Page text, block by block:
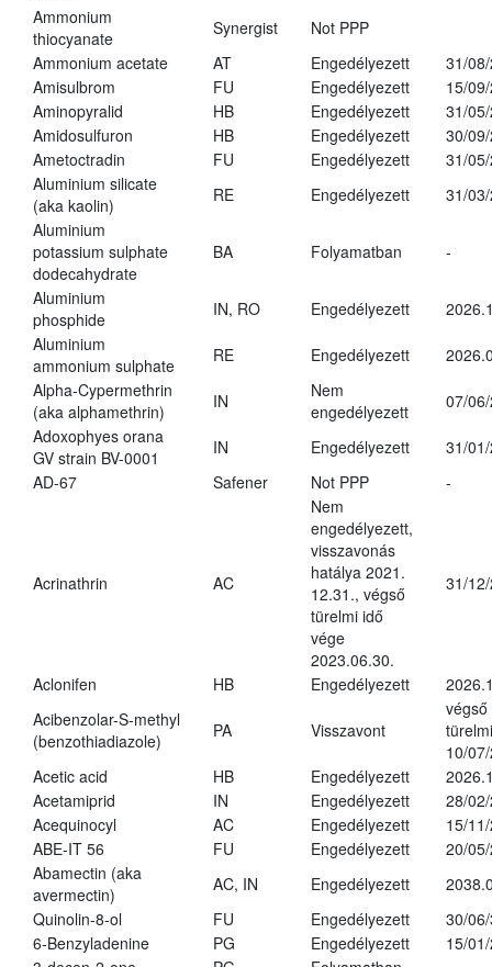
Ammonium
thiocyanate
Synergist
Not PPP
Ammonium acetate
AT Engedélyezett
31/
Amisulbrom
FU Engedélyezett
15/
Aminopyralid
HB Engedélyezett
31/
Amidosulfuron
HB Engedélyezett
30/
Ametoctradin
FU Engedélyezett
31/
Aluminium silicate
(aka kaolin)
RE Engedélyezett
31/
Aluminium
potassium sulphate
dodecahydrate
BA Folyamatban -
Aluminium
phosphide
IN, RO Engedélyezett
Aluminium
ammonium sulphate
RE Engedélyezett
Alpha-Cypermethrin
(aka alphamethrin)
IN
Nem
engedélyezett
07/
Adoxophyes orana
GV strain BV-0001
IN Engedélyezett
31/
AD-67
Safener Not PPP -
Acrinathrin AC
Nem
engedélyezett,
visszavonás
hatálya 2021.
12.31., végső
türelmi idő
vége
2023.06.30.
31/
Aclonifen HB Engedélyezett
Acibenzolar-S-methyl
(benzothiadiazole)
PA Visszavont
végső
10/
Acetic acid
HB Engedélyezett
Acetamiprid
IN Engedélyezett
28/
Acequinocyl
AC Engedélyezett
15/
ABE-IT 56
FU Engedélyezett
20/
Abamectin (aka
avermectin)
AC, IN Engedélyezett
Quinolin-8-ol
FU Engedélyezett
30/
6-Benzyladenine
PG Engedélyezett
15/